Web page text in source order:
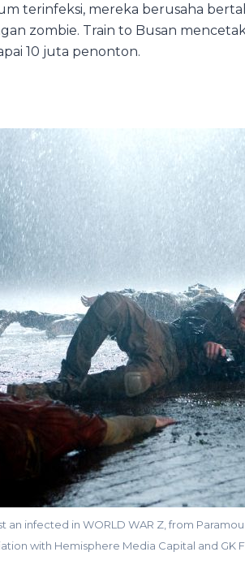
terinfeksi, mereka berusaha
zombie. Train to Busan
10 juta penonton.
an infected in WORLD WAR Z, from
with Hemisphere Media Capital and GK